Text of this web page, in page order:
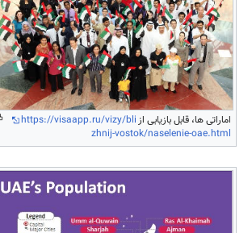
اماراتی ها، قابل بازیابی از https://visaapp.ru/vizy/bli
zhnij-vostok/naselenie-oae.html